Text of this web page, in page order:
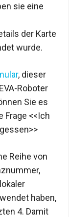
sie eine
der Karte
wurde.
, dieser
Roboter
Sie es
Frage <<Ich
Reihe von
haben,
4. Damit